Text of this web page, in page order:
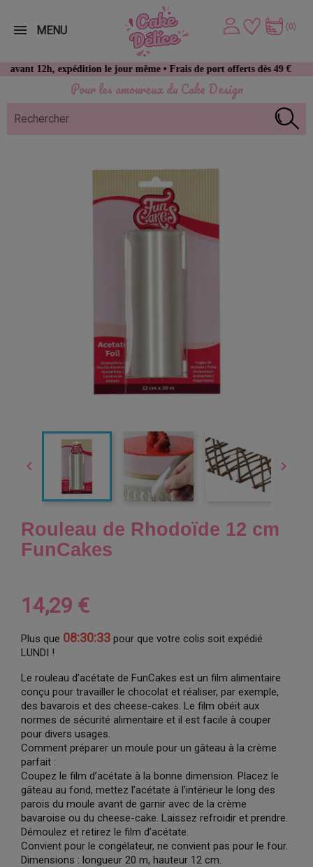
Pour les amoureux du Cake Design
12h, expédition le jour même • Frais de port offerts dès 49 € d’achat
(0)
MENU
 
Rouleau de Rhodoïde 12 cm
FunCakes
14,29 €
Plus que 08:30:33 pour que votre colis soit expédié
LUNDI !
Le rouleau d’acétate de FunCakes est un film alimentaire
conçu pour travailler le chocolat et réaliser, par exemple,
des bavarois et des cheese-cakes. Le film obéit aux
normes de sécurité alimentaire et il est facile à couper
pour divers usages.
Comment préparer un moule pour un gâteau à la crème
parfait :
Coupez le film d’acétate à la bonne dimension. Placez le
gâteau au fond, mettez l’acétate à l’intérieur le long des
parois du moule avant de garnir avec de la crème
bavaroise ou du cheese-cake. Laissez refroidir et prendre.
Démoulez et retirez le film d’acétate.
Convient pour le congélateur, ne convient pas pour le four.
Dimensions : longueur 20 m, hauteur 12 cm.